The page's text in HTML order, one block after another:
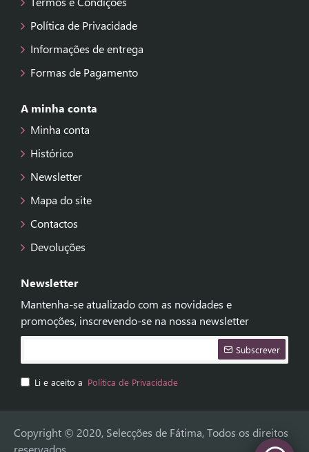
Política de Privacidade
Informações de entrega
Formas de Pagamento
A minha conta
Minha conta
Histórico
Newsletter
Mapa do site
Contactos
Devoluções
Newsletter
Mantenha-se atualizado com as novidades e
promoções, inscrevendo-se na nossa newsletter
Subscrever
Li e aceito a Política de Privacidade
Copyright © 2020, Selecções de Fátima, Todos os direitos
reservados